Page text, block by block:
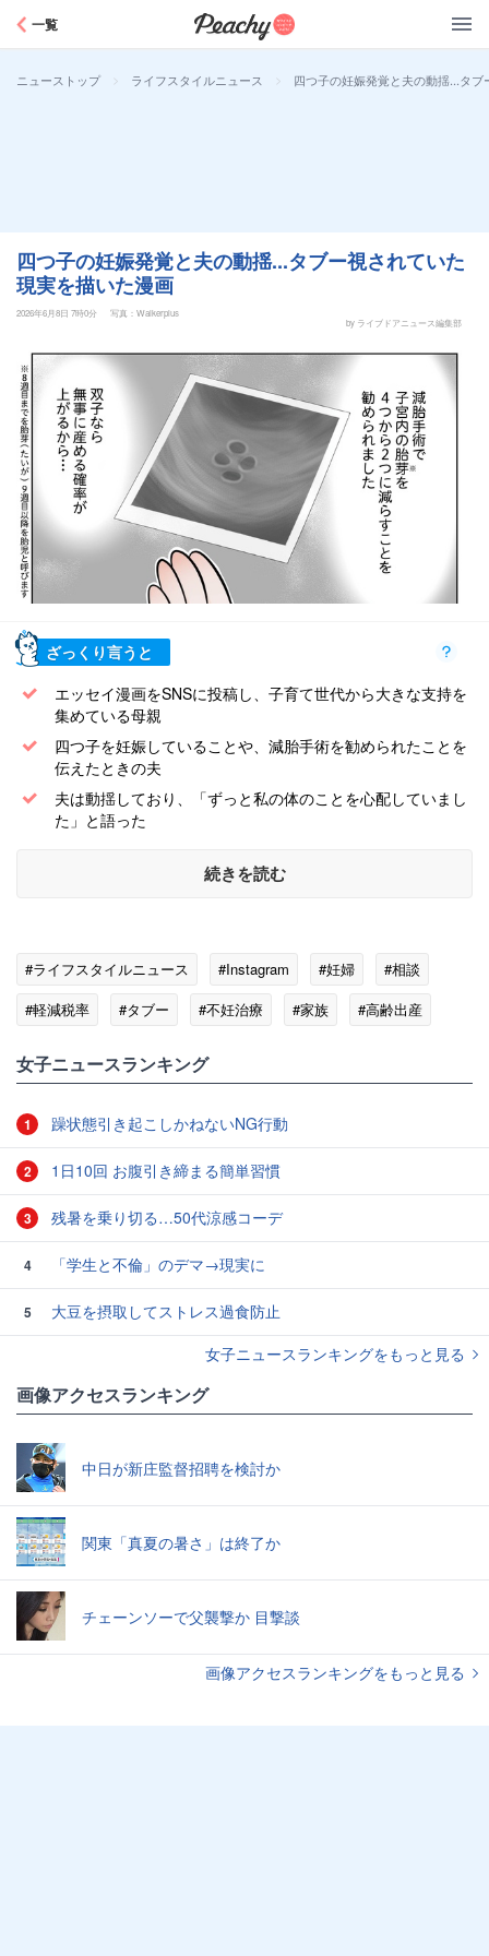
一覧
ニューストップ > ライフスタイルニュース > 四つ子の妊娠発覚と夫の動揺...タ
四つ子の妊娠発覚と夫の動揺...タブー視されていた
現実を描いた漫画
2026年6月8日 7時0分
写真：Walkerplus
by ライブドアニュース編集部
ざっくり言うと
エッセイ漫画をSNSに投稿し、子育て世代から大きな支持を
集めている母親
四つ子を妊娠していることや、減胎手術を勧められたことを
伝えたときの夫
夫は動揺しており、「ずっと私の体のことを心配していまし
た」と語った
続きを読む
#ライフスタイルニュース #Instagram #妊婦
#相談
#軽減税率
#タブー #不妊治療 #家族 #高齢出産
女子ニュースランキング
1 躁状態引き起こしかねないNG行動
2 1日10回 お腹引き締まる簡単習慣
3 残暑を乗り切る…50代涼感コーデ
4 「学生と不倫」のデマ→現実に
5
大豆を摂取してストレス過食防止
女子ニュースランキングをもっと見る
画像アクセスランキング
中日が新庄監督招聘を検討か
関東「真夏の暑さ」は終了か
チェーンソーで父襲撃か 目撃談
画像アクセスランキングをもっと見る